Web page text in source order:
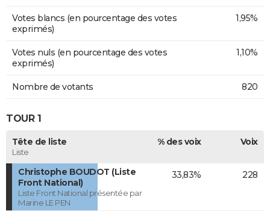
Votes blancs (en pourcentage des votes
exprimés)
1,95%
Votes nuls (en pourcentage des votes
exprimés)
1,10%
Nombre de votants 820
TOUR 1
Tête de liste
Liste
% des voix Voix
Christophe BOUDOT (Liste
Front National)
Liste Front National présentée par
Marine LE PEN
33,83% 228